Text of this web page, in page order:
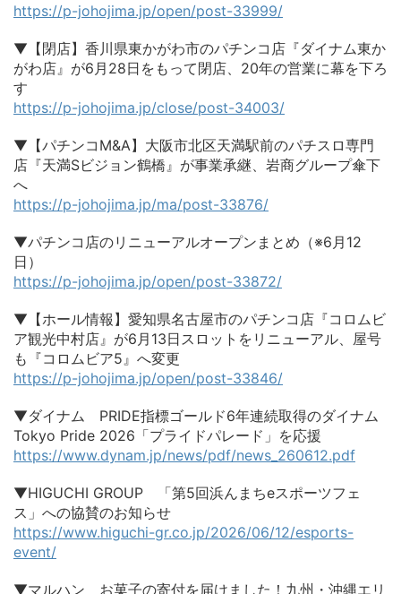
https://p-johojima.jp/open/post-33999/
▼【閉店】香川県東かがわ市のパチンコ店『ダイナム東か
がわ店』が6月28日をもって閉店、20年の営業に幕を下ろ
す
https://p-johojima.jp/close/post-34003/
▼【パチンコM&A】大阪市北区天満駅前のパチスロ専門
店『天満Sビジョン鶴橋』が事業承継、岩商グループ傘下
へ
https://p-johojima.jp/ma/post-33876/
▼パチンコ店のリニューアルオープンまとめ（※6月12
日）
https://p-johojima.jp/open/post-33872/
▼【ホール情報】愛知県名古屋市のパチンコ店『コロムビ
ア観光中村店』が6月13日スロットをリニューアル、屋号
も『コロムビア5』へ変更
https://p-johojima.jp/open/post-33846/
▼ダイナム PRIDE指標ゴールド6年連続取得のダイナム
Tokyo Pride 2026「プライドパレード」を応援
https://www.dynam.jp/news/pdf/news_260612.pdf
▼HIGUCHI GROUP 「第5回浜んまちeスポーツフェ
ス」への協賛のお知らせ
https://www.higuchi-gr.co.jp/2026/06/12/esports-
event/
▼マルハン お菓子の寄付を届けました！九州・沖縄エリ